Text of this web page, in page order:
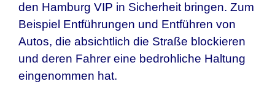
den Hamburg VIP in Sicherheit bringen. Zum
Beispiel Entführungen und Entführen von
Autos, die absichtlich die Straße blockieren
und deren Fahrer eine bedrohliche Haltung
eingenommen hat.